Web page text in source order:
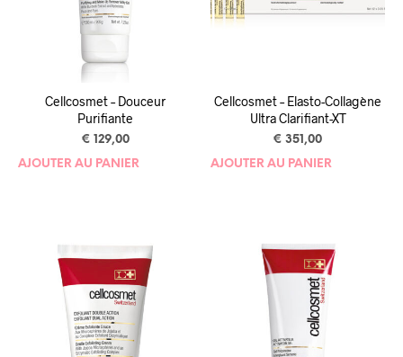
Cellcosmet – Douceur
Purifiante
€ 129,00
AJOUTER AU PANIER
Cellcosmet – Elasto-Collagène
Ultra Clarifiant-XT
€ 351,00
AJOUTER AU PANIER